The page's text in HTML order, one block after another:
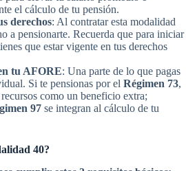
el cálculo de tu pensión.
derechos: Al contratar esta modalidad
a pensionarte. Recuerda que para iniciar
que estar vigente en tus derechos
tu AFORE: Una parte de lo que pagas
Si te pensionas por el Régimen 73,
como un beneficio extra;
97 se integran al cálculo de tu
40?